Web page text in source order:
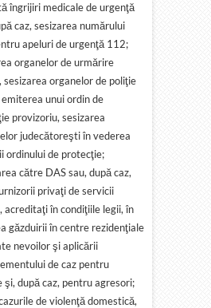
îngrijiri medicale de urgenţă
caz, sesizarea numărului
apeluri de urgenţă 112;
organelor de urmărire
sesizarea organelor de poliţie
unui ordin de
provizoriu, sesizarea
judecătoreşti în vederea
ordinului de protecţie;
către DAS sau, după caz,
privaţi de servicii
acreditaţi în condiţiile legii, în
găzduirii în centre rezidenţiale
nevoilor şi aplicării
de caz pentru
şi, după caz, pentru agresori;
de violenţă domestică,